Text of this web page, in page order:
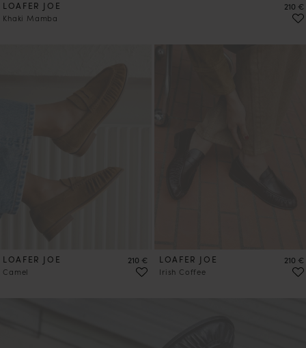
LOAFER JOE
Khaki Mamba
Preis
210 €
LOAFER JOE
Camel
Preis
210 € LOAFER JOE
Irish Coffee
Preis
210 €